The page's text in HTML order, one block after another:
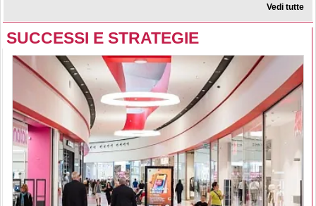
Vedi tutte
SUCCESSI E STRATEGIE